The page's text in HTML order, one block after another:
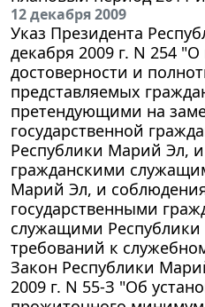
12 декабря 2009
Указ Президента
декабря 2009 г. N 254
достоверности и
представляемых
претендующими на
государственной
Республики Марий Эл,
гражданскими
Марий Эл, и
государственными
служащими
требований к
Закон Республики
2009 г. N 55-З "Об